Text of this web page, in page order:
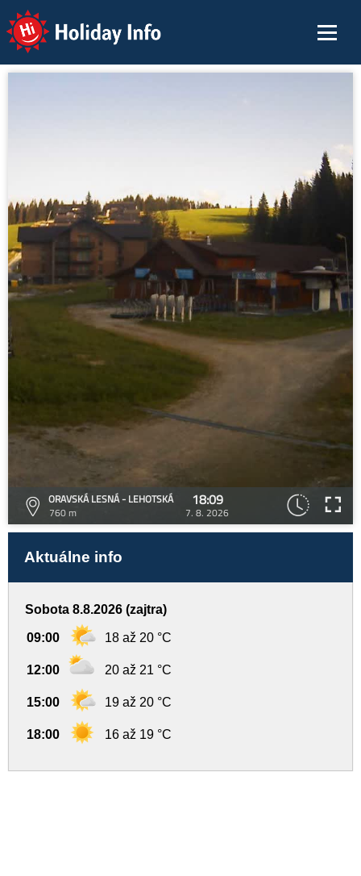
Holiday Info
ORAVSKÁ LESNÁ - LEHOTSKÁ
760 m
18:09
7. 8. 2026
Aktuálne info
Sobota 8.8.2026 (zajtra)
09:00 18 až 20 °C
12:00 20 až 21 °C
15:00 19 až 20 °C
18:00 16 až 19 °C